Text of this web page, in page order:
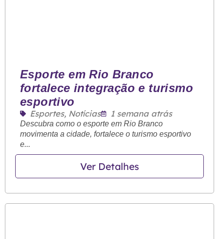
Esporte em Rio Branco
fortalece integração e turismo
esportivo
Esportes, Notícias 1 semana atrás
Descubra como o esporte em Rio Branco
movimenta a cidade, fortalece o turismo esportivo
e...
Ver Detalhes